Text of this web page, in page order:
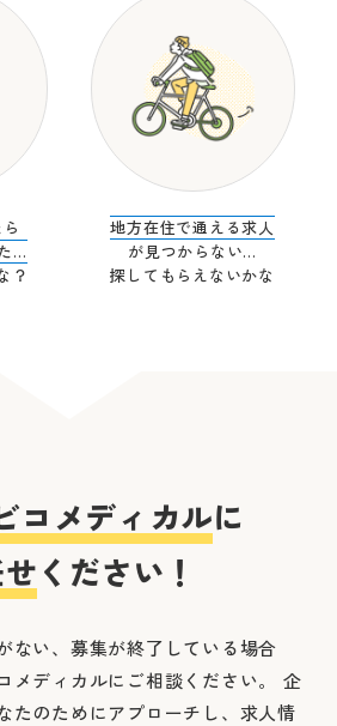
…
？
地方在住で通える求人
が見つからない…
探してもらえないかな
コメディカルに
ください！
ない、募集が終了している場合
メディカルにご相談ください。
企
たのためにアプローチし、求人情